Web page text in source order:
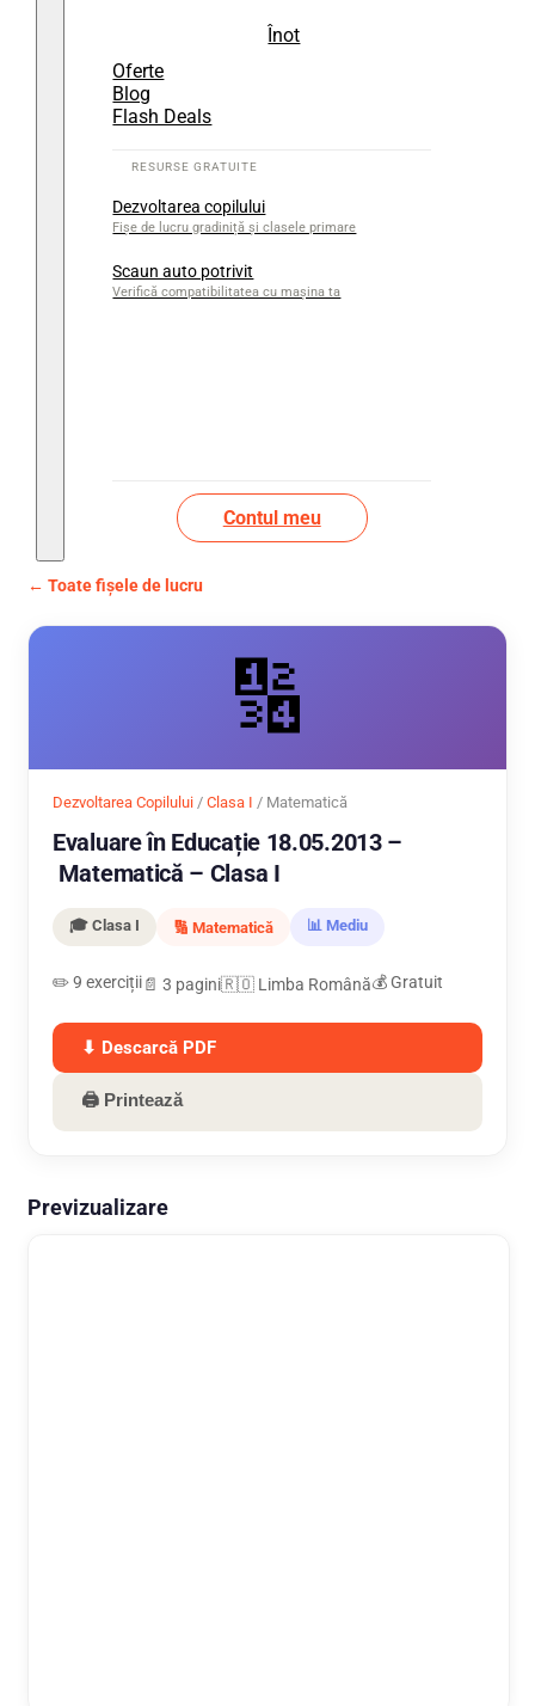
Înot
Oferte
Blog
Flash Deals
Dezvoltarea copilului
Fișe de lucru gradiniță și clasele primare
Scaun auto potrivit
Verifică compatibilitatea cu mașina ta
Contul meu
← Toate fișele de lucru
🔢
Dezvoltarea Copilului / Clasa I / Matematică
Evaluare în Educație 18.05.2013 –
Matematică – Clasa I
🎓 Clasa I 🔢 Matematică 📊 Mediu
✏️ 9 exerciții📄 3 pagini🇷🇴 Limba Română💰 Gratuit
⬇ Descarcă PDF
🖨 Printează
Previzualizare